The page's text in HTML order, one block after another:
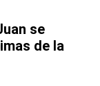
se
de la